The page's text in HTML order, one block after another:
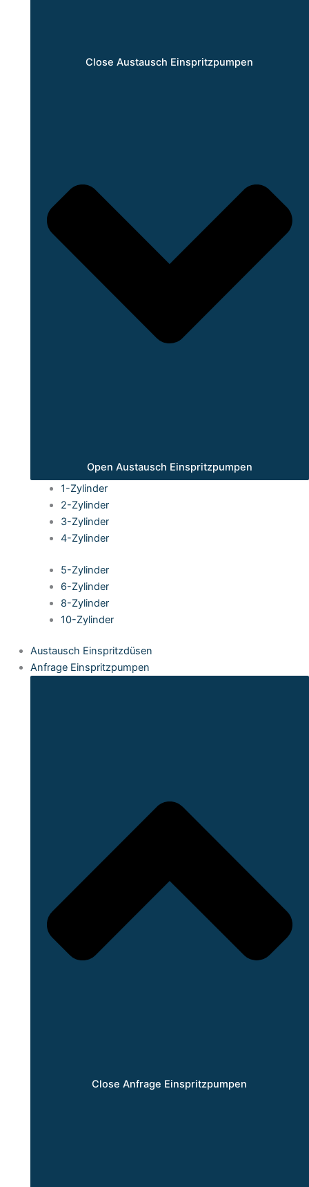
Close Austausch Einspritzpumpen
Open Austausch Einspritzpumpen
1-Zylinder
2-Zylinder
3-Zylinder
4-Zylinder
5-Zylinder
6-Zylinder
8-Zylinder
10-Zylinder
Austausch Einspritzdüsen
Anfrage Einspritzpumpen
Close Anfrage Einspritzpumpen